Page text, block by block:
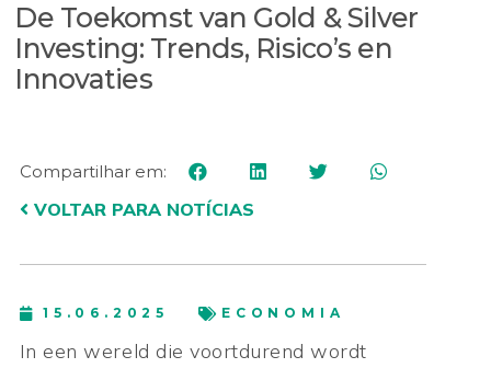
De Toekomst van Gold & Silver
Investing: Trends, Risico’s en
Innovaties
Compartilhar em:
VOLTAR PARA NOTÍCIAS
15.06.2025 ECONOMIA
In een wereld die voortdurend wordt